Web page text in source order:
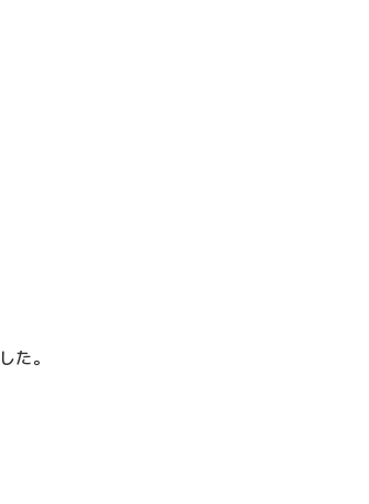
た。